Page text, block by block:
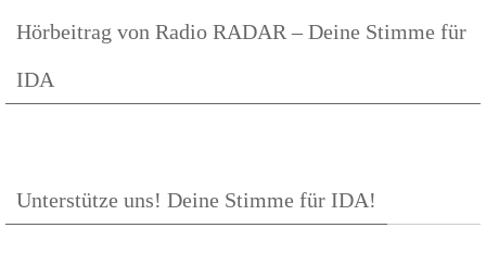
Hörbeitrag von Radio RADAR – Deine Stimme für
IDA
Unterstütze uns! Deine Stimme für IDA!